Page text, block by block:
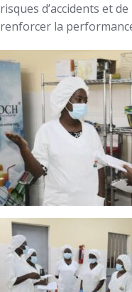
risques d’accidents et
renforcer la